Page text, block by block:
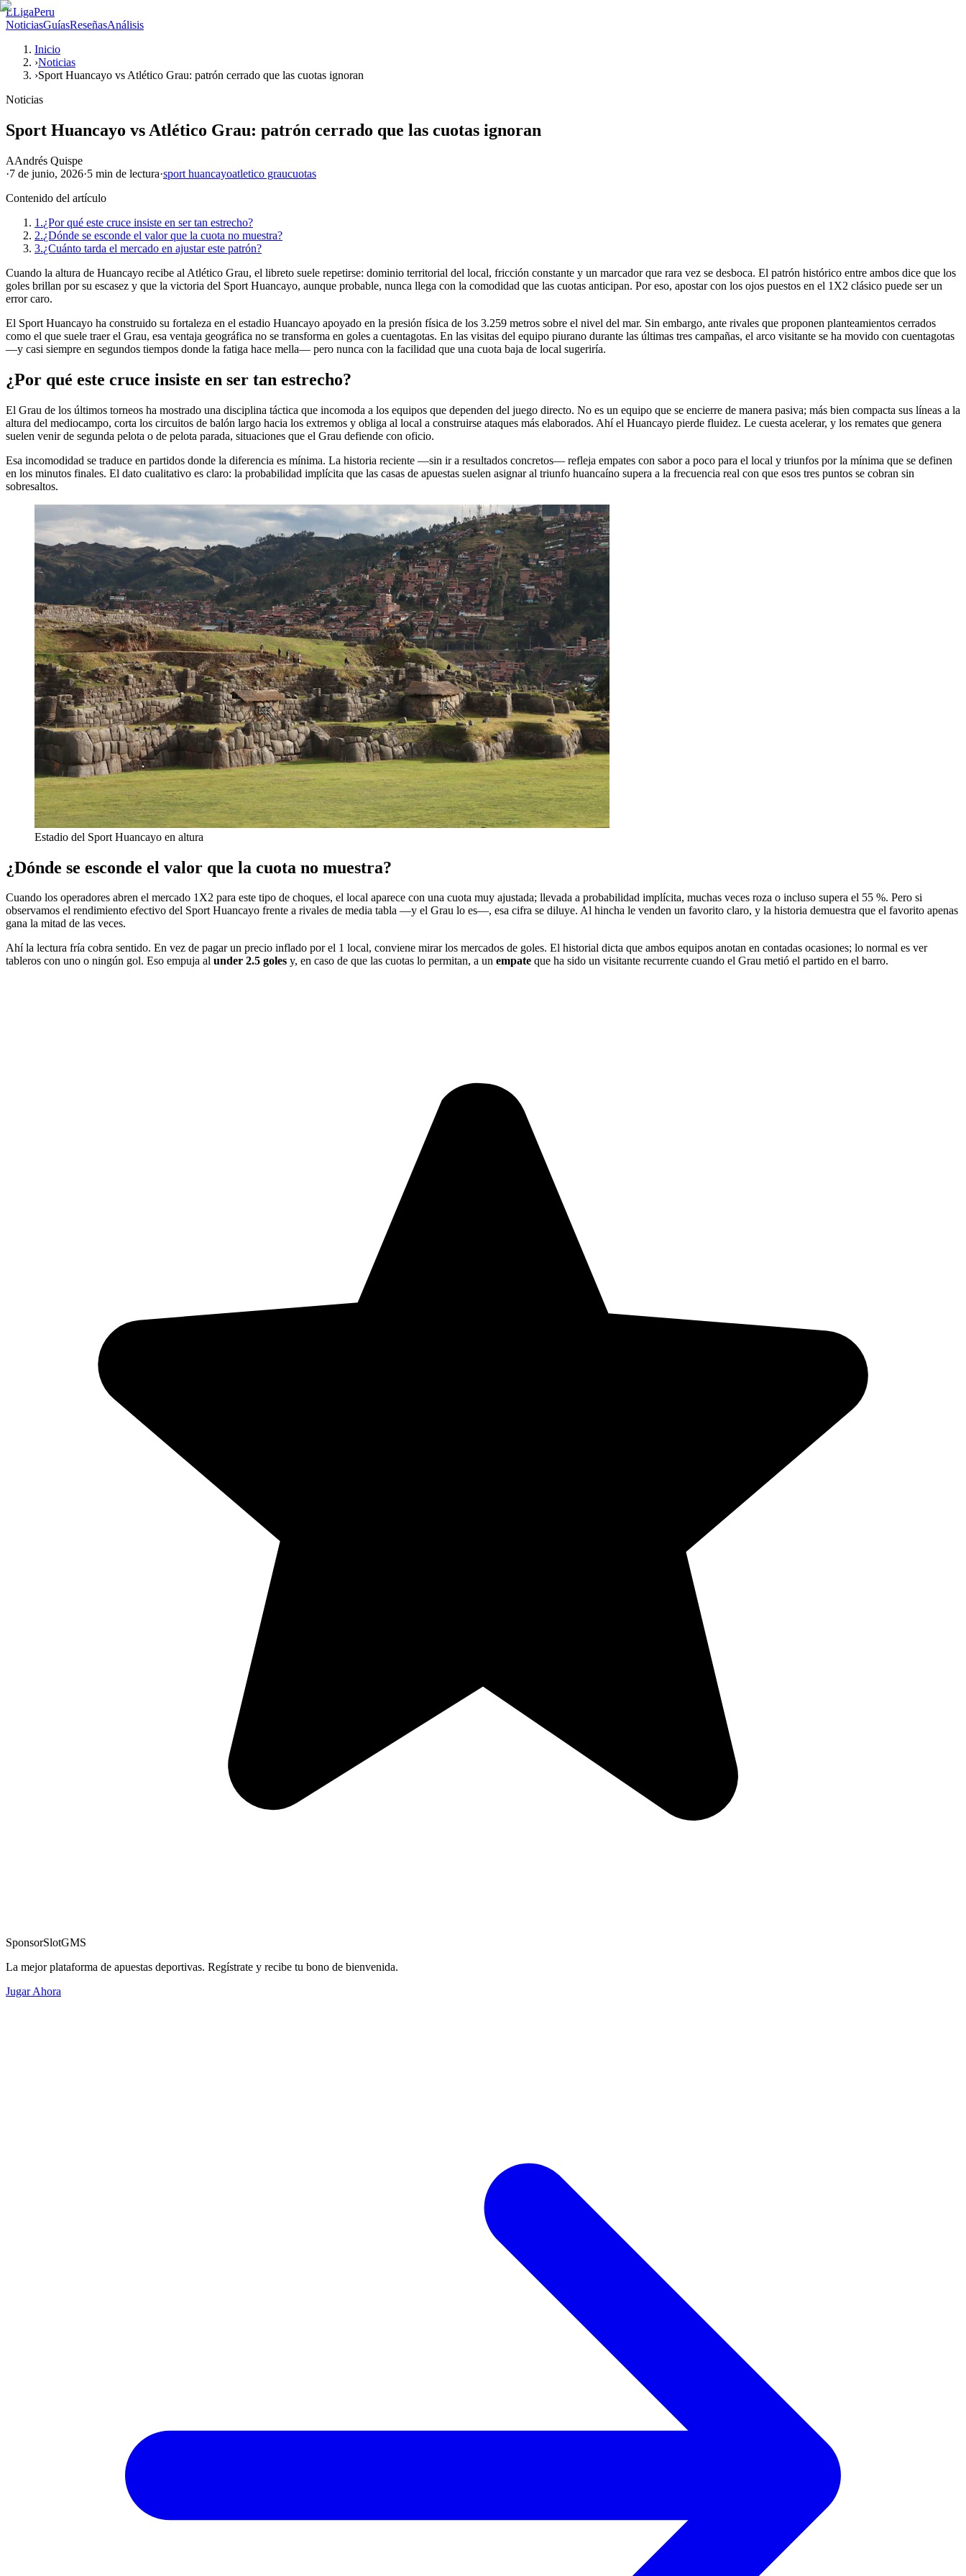
LLigaPeru
NoticiasGuíasReseñasAnálisis
Inicio
›Noticias
›Sport Huancayo vs Atlético Grau: patrón cerrado que las cuotas ignoran
Noticias
Sport Huancayo vs Atlético Grau: patrón cerrado que las cuotas ignoran
AAndrés Quispe
·7 de junio, 2026·5 min de lectura·sport huancayoatletico graucuotas
Contenido del artículo
1.¿Por qué este cruce insiste en ser tan estrecho?
2.¿Dónde se esconde el valor que la cuota no muestra?
3.¿Cuánto tarda el mercado en ajustar este patrón?
Cuando la altura de Huancayo recibe al Atlético Grau, el libreto suele repetirse: dominio territorial del local, fricción constante y un marcador que rara vez se desboca. El patrón histórico entre ambos dice que los
goles brillan por su escasez y que la victoria del Sport Huancayo, aunque probable, nunca llega con la comodidad que las cuotas anticipan. Por eso, apostar con los ojos puestos en el 1X2 clásico puede ser un
error caro.
El Sport Huancayo ha construido su fortaleza en el estadio Huancayo apoyado en la presión física de los 3.259 metros sobre el nivel del mar. Sin embargo, ante rivales que proponen planteamientos cerrados
como el que suele traer el Grau, esa ventaja geográfica no se transforma en goles a cuentagotas. En las visitas del equipo piurano durante las últimas tres campañas, el arco visitante se ha movido con cuentagotas
—y casi siempre en segundos tiempos donde la fatiga hace mella— pero nunca con la facilidad que una cuota baja de local sugeriría.
¿Por qué este cruce insiste en ser tan estrecho?
El Grau de los últimos torneos ha mostrado una disciplina táctica que incomoda a los equipos que dependen del juego directo. No es un equipo que se encierre de manera pasiva; más bien compacta sus líneas a la
altura del mediocampo, corta los circuitos de balón largo hacia los extremos y obliga al local a construirse ataques más elaborados. Ahí el Huancayo pierde fluidez. Le cuesta acelerar, y los remates que genera
suelen venir de segunda pelota o de pelota parada, situaciones que el Grau defiende con oficio.
Esa incomodidad se traduce en partidos donde la diferencia es mínima. La historia reciente —sin ir a resultados concretos— refleja empates con sabor a poco para el local y triunfos por la mínima que se definen
en los minutos finales. El dato cualitativo es claro: la probabilidad implícita que las casas de apuestas suelen asignar al triunfo huancaíno supera a la frecuencia real con que esos tres puntos se cobran sin
sobresaltos.
Estadio del Sport Huancayo en altura
¿Dónde se esconde el valor que la cuota no muestra?
Cuando los operadores abren el mercado 1X2 para este tipo de choques, el local aparece con una cuota muy ajustada; llevada a probabilidad implícita, muchas veces roza o incluso supera el 55 %. Pero si
observamos el rendimiento efectivo del Sport Huancayo frente a rivales de media tabla —y el Grau lo es—, esa cifra se diluye. Al hincha le venden un favorito claro, y la historia demuestra que el favorito apenas
gana la mitad de las veces.
Ahí la lectura fría cobra sentido. En vez de pagar un precio inflado por el 1 local, conviene mirar los mercados de goles. El historial dicta que ambos equipos anotan en contadas ocasiones; lo normal es ver
tableros con uno o ningún gol. Eso empuja al under 2.5 goles y, en caso de que las cuotas lo permitan, a un empate que ha sido un visitante recurrente cuando el Grau metió el partido en el barro.
SponsorSlotGMS
La mejor plataforma de apuestas deportivas. Regístrate y recibe tu bono de bienvenida.
Jugar Ahora